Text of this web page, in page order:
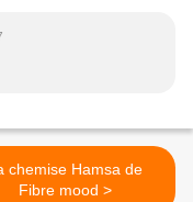
chemise Hamsa de
Fibre mood >